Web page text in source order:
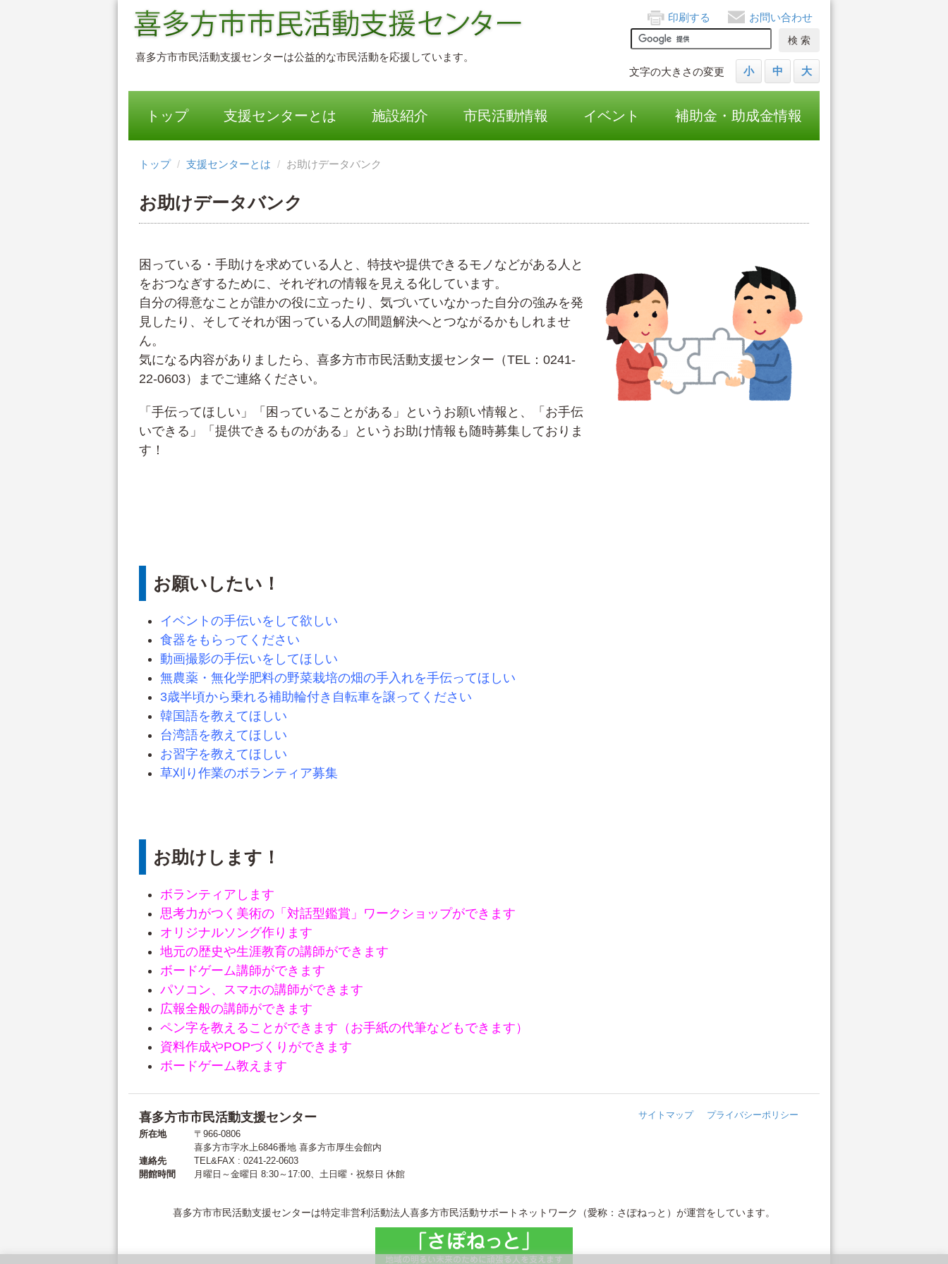
喜多方市市民活動支援センター
喜多方市市民活動支援センターは公益的な市民活動を応援しています。
印刷する お問い合わせ
文字の大きさの変更 小 中 大
トップ 支援センターとは 施設紹介 市民活動情報 イベント 補助金・助成金情報
トップ 支援センターとは お助けデータバンク
お助けデータバンク
困っている・手助けを求めている人と、特技や提供できるモノなどがある人と
をおつなぎするために、それぞれの情報を見える化しています。
自分の得意なことが誰かの役に立ったり、気づいていなかった自分の強みを発
見したり、そしてそれが困っている人の間題解決へとつながるかもしれませ
ん。
気になる内容がありましたら、喜多方市市民活動支援センター（TEL：0241-
22-0603）までご連絡ください。
「手伝ってほしい」「困っていることがある」というお願い情報と、「お手伝
いできる」「提供できるものがある」というお助け情報も随時募集しておりま
す！
お願いしたい！
イベントの手伝いをして欲しい
食器をもらってください
動画撮影の手伝いをしてほしい
無農薬・無化学肥料の野菜栽培の畑の手入れを手伝ってほしい
3歳半頃から乗れる補助輪付き自転車を譲ってください
韓国語を教えてほしい
台湾語を教えてほしい
お習字を教えてほしい
草刈り作業のボランティア募集
お助けします！
ボランティアします
思考力がつく美術の「対話型鑑賞」ワークショップができます
オリジナルソング作ります
地元の歴史や生涯教育の講師ができます
ボードゲーム講師ができます
パソコン、スマホの講師ができます
広報全般の講師ができます
ペン字を教えることができます（お手紙の代筆などもできます）
資料作成やPOPづくりができます
ボードゲーム教えます
喜多方市市民活動支援センター
所在地
〒966-0806
喜多方市字水上6846番地 喜多方市厚生会館内
連絡先
TEL&FAX : 0241-22-0603
開館時間
月曜日～金曜日 8:30～17:00、 土日曜・祝祭日 休館
サイトマップ プライバシーポリシー
喜多方市市民活動支援センターは特定非営利活動法人喜多方市民活動サポートネットワーク（愛称：さぽねっと）が運営をしています。